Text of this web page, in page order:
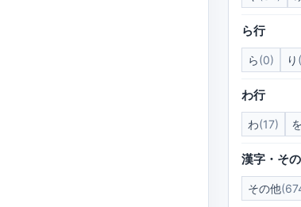
ら行
ら(0) り
わ行
わ(17) を
漢字・そ
その他